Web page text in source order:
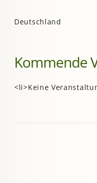
Deutschland
Kommende
<li>Keine